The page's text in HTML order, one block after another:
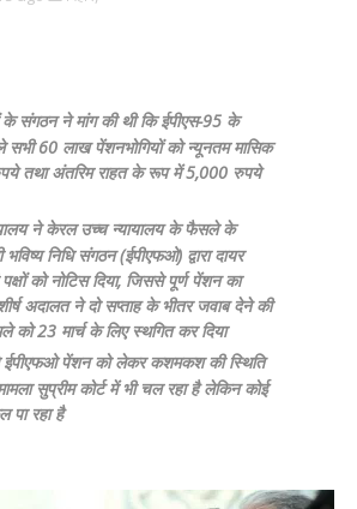
के संगठन ने मांग की थी कि ईपीएस-95 के
सभी 60 लाख पेंशनभोगियों को न्यूनतम मासिक
तथा अंतरिम राहत के रूप में 5,000 रुपये
ने केरल उच्च न्यायालय के फैसले के
भविष्य निधि संगठन (ईपीएफओ) द्वारा दायर
को नोटिस दिया, जिससे पूर्ण पेंशन का
अदालत ने दो सप्ताह के भीतर जवाब देने की
को 23 मार्च के लिए स्थगित कर दिया
पेंशन को लेकर कशमकश की स्थिति
सुप्रीम कोर्ट में भी चल रहा है लेकिन कोई
पा रहा है